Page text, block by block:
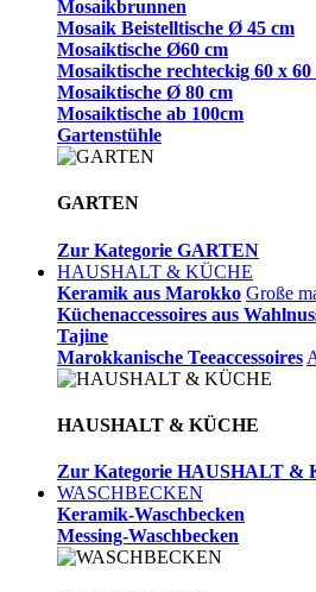
Mosaikbrunnen
Mosaik Beistelltische Ø 45 cm
Mosaiktische Ø60 cm
Mosaiktische rechteckig 60 x 60
Mosaiktische Ø 80 cm
Mosaiktische ab 100cm
Gartenstühle
GARTEN
Zur Kategorie GARTEN
HAUSHALT & KÜCHE
Keramik aus Marokko Große
Küchenaccessoires aus
Tajine
Marokkanische Teeaccessoires
HAUSHALT & KÜCHE
Zur Kategorie HAUSHALT &
WASCHBECKEN
Keramik-Waschbecken
Messing-Waschbecken